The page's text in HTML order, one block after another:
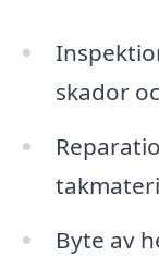
skador
Byte av